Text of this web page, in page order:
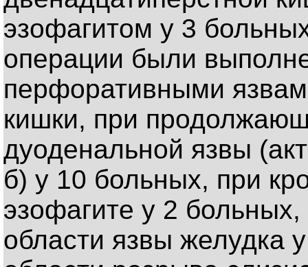
эзофагитом у 3
операции были
перфоративными
кишки, при
дуоденальной язвы
б) у 10 больных, при
эзофагите у 2
области язвы желудка